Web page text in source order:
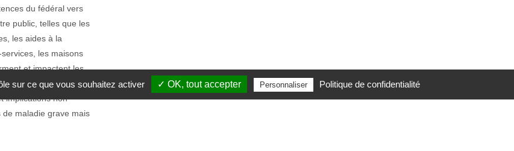
du fédéral vers
public, telles que les
les aides à la
les maisons
et impactent les
et citoyen, Esenca
implications non
maladie grave mais
sur ce que vous souhaitez activer ✓ OK, tout accepter Personnaliser Politique de confidentialité